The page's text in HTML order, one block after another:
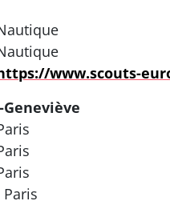
www.scouts-